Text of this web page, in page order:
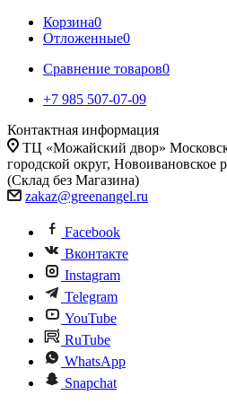
Корзина0
Отложенные0
Сравнение товаров0
+7 985 507-07-09
Контактная информация
ТЦ «Можайский двор»
городской округ, Новоивановское
(Склад без Магазина)
zakaz@greenangel.ru
Facebook
Вконтакте
Instagram
Telegram
YouTube
RuTube
WhatsApp
Snapchat